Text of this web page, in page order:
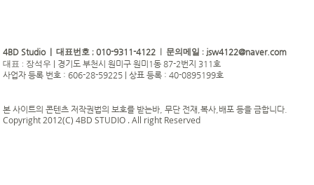
4BD Studio | 대표번호 ; 010-9311-4122 | 문의메일 : jsw4122@naver.com
대표 : 장석우
경기도 부천시 원미구 원미1동 87-2번지 311호
사업자 등록 번호 : 606-28-59225 | 상표 등록 : 40-0895199호
본 사이트의 콘텐츠 저작권법의 보호를 받는바, 무단 전재,복사,배포 등을 금합니다.
Copyright 2012(C) 4BD STUDIO . All right Reserved